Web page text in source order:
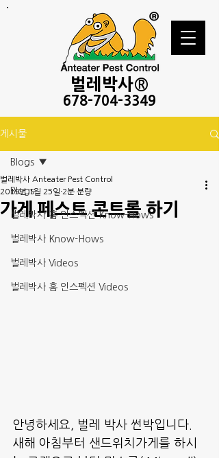
벌레 박사®
678-704-3349
게시물
Blogs
벌레박사 홈 인스펙션 Know-Hows
벌레박사 Know-Hows
벌레박사 Videos
벌레박사 홈 인스펙션 Videos
Blogs
가게 페스트 콘트롤 하기
벌레박사 Anteater Pest Control
2019년 1월 25일 2분 분량
안녕하세요, 벌레 박사 썬박입니다.
새해 아침부터 샌드위치가게를 하시